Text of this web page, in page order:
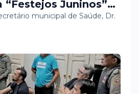
“Festejos Juninos”
Ministério Público
do Norte (MPRN), o
do Estado
Ministério Público de
municipal de Saúde, Dr.